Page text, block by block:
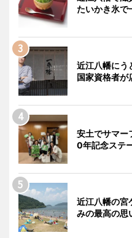
たいかき氷で
近江八幡に
国家資格者が
安土でサマ
0年記念ステ
近江八幡の
みの最高の思